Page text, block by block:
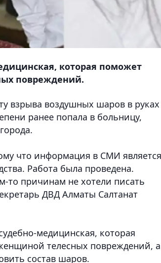
которая поможет
повреждений.
взрыва воздушных шаров в руках
ранее попала в больницу,
что информация в СМИ является
Работа была проведена.
то причинам не хотели писать
ДВД Алматы Салтанат
медицинская, которая
телесных повреждений, а
состав шаров.